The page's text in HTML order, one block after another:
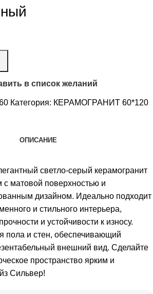
в список желаний
Категория: КЕРАМОГРАНИТ 60*120
ОПИСАНИЕ
светло-серый керамогранит
матовой поверхностью и
дизайном. Идеально подходит
и стильного интерьера,
и устойчивости к износу.
пола и стен, обеспечивающий
внешний вид. Сделайте
пространство ярким и
Сильвер!